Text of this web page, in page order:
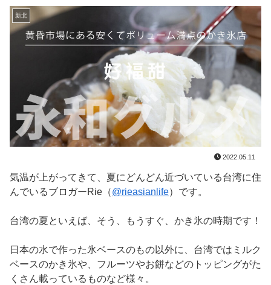
新北
2022.05.11
気温が上がってきて、夏にどんどん近づいている台湾に住
んでいるブロガーRie（@rieasianlife）です。
台湾の夏といえば、そう、もうすぐ、かき氷の時期です！
日本の水で作った氷ベースのもの以外に、台湾ではミルク
ベースのかき氷や、フルーツやお餅などのトッピングがた
くさん載っているものなど様々。